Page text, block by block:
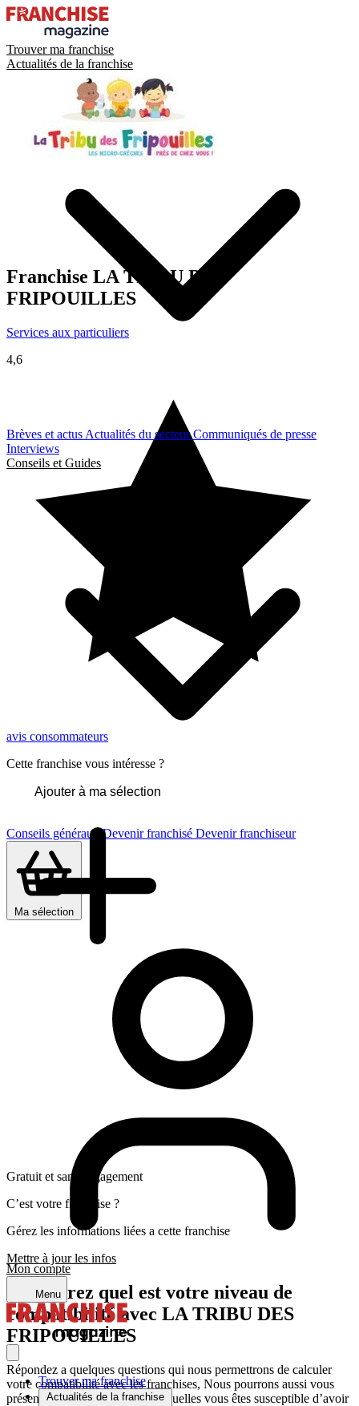
Trouver ma franchise
Actualités de la franchise
Brèves et actus Actualités du secteurCommuniqués de presse
Interviews
Conseils et Guides
Conseils générauxDevenir franchisé Devenir franchiseur
Ma sélection
Mon compte
Menu
Trouver ma franchise
Actualités de la franchise
Franchise LA TRIBU DES
FRIPOUILLES
Services aux particuliers
4,6
avis consommateurs
Cette franchise vous intéresse ?
Ajouter à ma sélection
Gratuit et sans engagement
C’est votre franchise ?
Gérez les informations liées a cette franchise
Mettre à jour les infos
Découvrez quel est votre niveau de
compatibilité avec LA TRIBU DES
FRIPOUILLES
Répondez a quelques questions qui nous permettrons de calculer
votre compatibilité avec les franchises, Nous pourrons aussi vous
présenter les franchises avec lesquelles vous êtes susceptible d’avoir